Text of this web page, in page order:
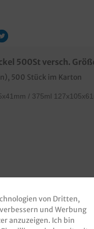
500St versch.
500 Stück im Karton
/ 375ml
von Dritten,
und Werbung
anzuzeigen. Ich bin